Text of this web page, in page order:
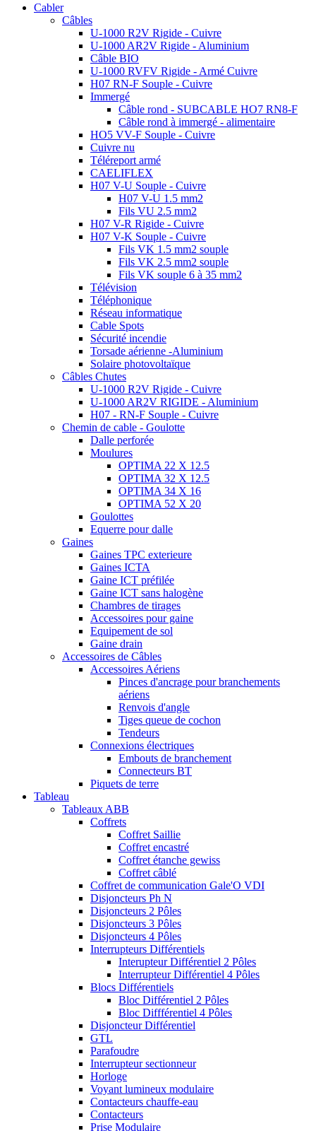
Cabler
Câbles
U-1000 R2V Rigide - Cuivre
U-1000 AR2V Rigide - Aluminium
Câble BIO
U-1000 RVFV Rigide - Armé Cuivre
H07 RN-F Souple - Cuivre
Immergé
Câble rond - SUBCABLE HO7 RN8-F
Câble rond à immergé - alimentaire
HO5 VV-F Souple - Cuivre
Cuivre nu
Téléreport armé
CAELIFLEX
H07 V-U Souple - Cuivre
H07 V-U 1.5 mm2
Fils VU 2.5 mm2
H07 V-R Rigide - Cuivre
H07 V-K Souple - Cuivre
Fils VK 1.5 mm2 souple
Fils VK 2.5 mm2 souple
Fils VK souple 6 à 35 mm2
Télévision
Téléphonique
Réseau informatique
Cable Spots
Sécurité incendie
Torsade aérienne -Aluminium
Solaire photovoltaïque
Câbles Chutes
U-1000 R2V Rigide - Cuivre
U-1000 AR2V RIGIDE - Aluminium
H07 - RN-F Souple - Cuivre
Chemin de cable - Goulotte
Dalle perforée
Moulures
OPTIMA 22 X 12.5
OPTIMA 32 X 12.5
OPTIMA 34 X 16
OPTIMA 52 X 20
Goulottes
Equerre pour dalle
Gaines
Gaines TPC exterieure
Gaines ICTA
Gaine ICT préfilée
Gaine ICT sans halogène
Chambres de tirages
Accessoires pour gaine
Equipement de sol
Gaine drain
Accessoires de Câbles
Accessoires Aériens
Pinces d'ancrage pour branchements
aériens
Renvois d'angle
Tiges queue de cochon
Tendeurs
Connexions électriques
Embouts de branchement
Connecteurs BT
Piquets de terre
Tableau
Tableaux ABB
Coffrets
Coffret Saillie
Coffret encastré
Coffret étanche gewiss
Coffret câblé
Coffret de communication Gale'O VDI
Disjoncteurs Ph N
Disjoncteurs 2 Pôles
Disjoncteurs 3 Pôles
Disjoncteurs 4 Pôles
Interrupteurs Différentiels
Interupteur Différentiel 2 Pôles
Interrupteur Différentiel 4 Pôles
Blocs Différentiels
Bloc Différentiel 2 Pôles
Bloc Diffférentiel 4 Pôles
Disjoncteur Différentiel
GTL
Parafoudre
Interrupteur sectionneur
Horloge
Voyant lumineux modulaire
Contacteurs chauffe-eau
Contacteurs
Prise Modulaire